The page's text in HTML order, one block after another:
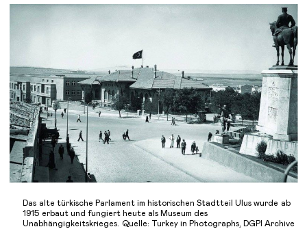
Das alte türkische Parlament im historischen Stadtteil Ulus wurde ab
1915 erbaut und fungiert heute als Museum des
Unabhängigkeitskrieges. Quelle: Turkey in Photographs, DGPI Archive